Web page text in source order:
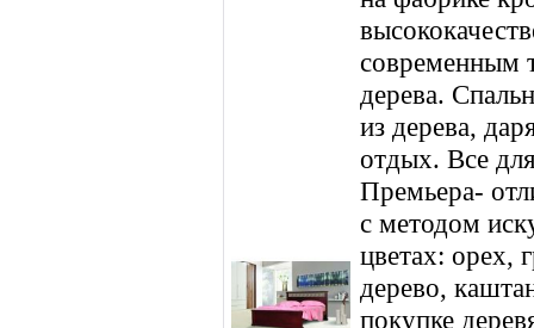
современным
дерева.
из дерева,
отдых. Все
Премьера-
с методом
цветах: орех,
дерево,
покупке